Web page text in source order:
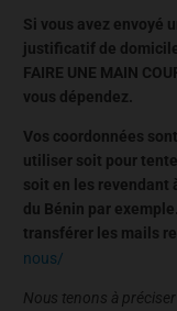
Si vous avez envoyé
justificatif de
FAIRE UNE MAIN
vous dépendez.
Vos coordonnées
utiliser soit pour
soit en les revendant
du Bénin par
transférer les mails
nous/
Nous tenons à